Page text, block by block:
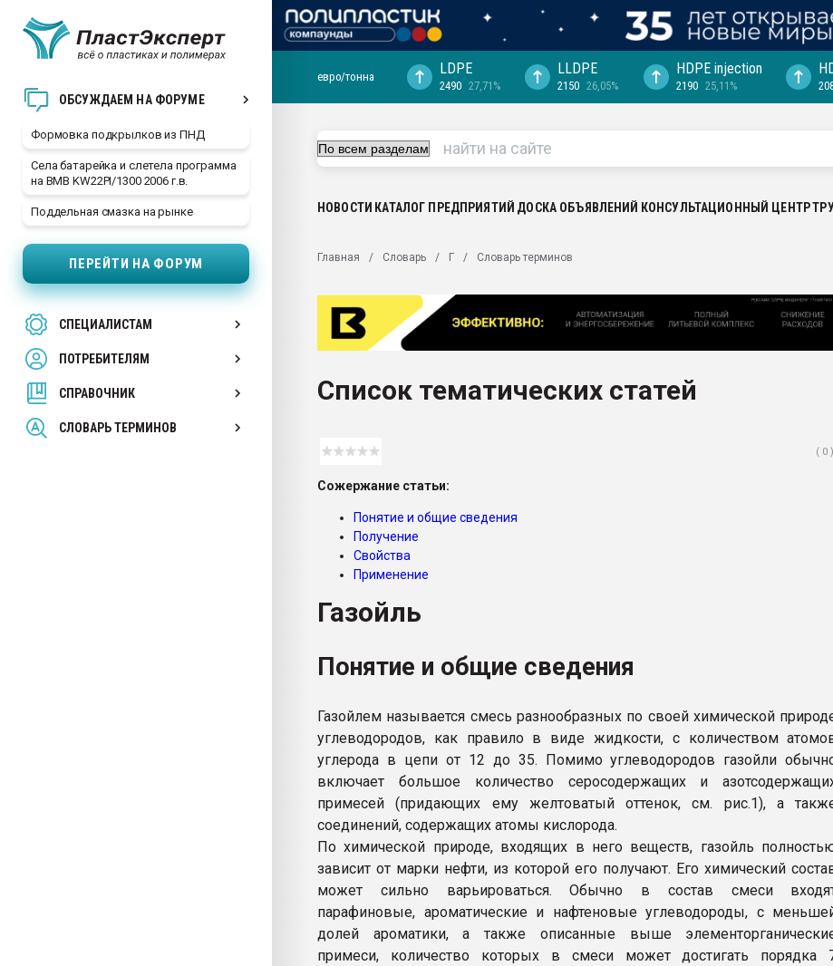
ОБСУЖДАЕМ НА ФОРУМЕ
Формовка подкрылков из ПНД
Села батарейка и слетела программа
на BMB KW22PI/1300 2006 г.в.
Поддельная смазка на рынке
ПЕРЕЙТИ НА ФОРУМ
СПЕЦИАЛИСТАМ
ПОТРЕБИТЕЛЯМ
СПРАВОЧНИК
СЛОВАРЬ ТЕРМИНОВ
29.07.2026 ФРП помог "Ижевскому
Вакуум-формовочные машины:
ближайшее подмосковье, с.-в.
28.07.2026 Автоматизация выходит на
первый план в переработке
ситуацией на строительном рынке
ПЕРЕЙТИ НА ФОРУМ
евро/тонна LDPE
2490 27,71%
LLDPE
2150 26,05%
HDPE injection
2190 25,11%
НОВОСТИ КАТАЛОГ ПРЕДПРИЯТИЙ ДОСКА ОБЪЯВЛЕНИЙ КОНСУЛЬТАЦИОННЫЙ ЦЕНТР
Главная Словарь Г Словарь терминов
Список тематических статей
( 0 )
Сожержание статьи:
Понятие и общие сведения
Получение
Свойства
Применение
Газойль
Понятие и общие сведения
Газойлем называется смесь разнообразных по своей химической
углеводородов, как правило в виде жидкости, с количеством
углерода в цепи от 12 до 35. Помимо углеводородов газойли
включает большое количество серосодержащих и
примесей (придающих ему желтоватый оттенок, см. рис.1), а
соединений, содержащих атомы кислорода.
По химической природе, входящих в него веществ, газойль
зависит от марки нефти, из которой его получают. Его химический
может сильно варьироваться. Обычно в состав смеси
парафиновые, ароматические и нафтеновые углеводороды, с
долей ароматики, а также описанные выше
примеси, количество которых в смеси может достигать порядка